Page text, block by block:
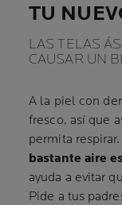
TU
LAS TELAS
CAUSAR UN
A la piel con
fresco, así que
permita respirar.
bastante aire
ayuda a evitar
Pide a tus